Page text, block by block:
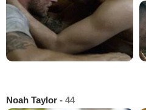
Noah Taylor - 44